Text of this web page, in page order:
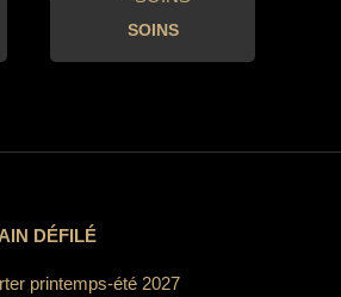
SOINS
DÉFILÉ
printemps-été 2027